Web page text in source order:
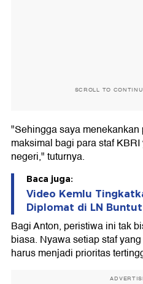
SCROLL TO
"Sehingga saya
maksimal bagi para staf
negeri," tuturnya.
Baca juga:
Video Kemlu
Diplomat di LN
Bagi Anton, peristiwa ini tak
biasa. Nyawa setiap staf
harus menjadi prioritas